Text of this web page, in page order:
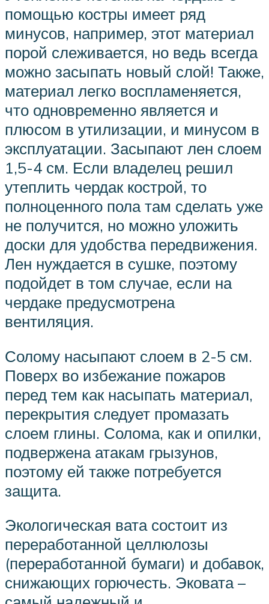
помощью костры имеет ряд
минусов, например, этот материал
порой слеживается, но ведь всегда
можно засыпать новый слой! Также,
материал легко воспламеняется,
что одновременно является и
плюсом в утилизации, и минусом в
эксплуатации. Засыпают лен слоем
1,5-4 см. Если владелец решил
утеплить чердак кострой, то
полноценного пола там сделать уже
не получится, но можно уложить
доски для удобства передвижения.
Лен нуждается в сушке, поэтому
подойдет в том случае, если на
чердаке предусмотрена
вентиляция.
Солому насыпают слоем в 2-5 см.
Поверх во избежание пожаров
перед тем как насыпать материал,
перекрытия следует промазать
слоем глины. Солома, как и опилки,
подвержена атакам грызунов,
поэтому ей также потребуется
защита.
Экологическая вата состоит из
переработанной целлюлозы
(переработанной бумаги) и добавок,
снижающих горючесть. Эковата –